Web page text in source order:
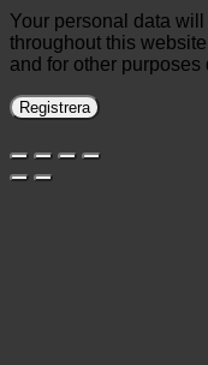
Your personal data
throughout this
and for other
Registrera